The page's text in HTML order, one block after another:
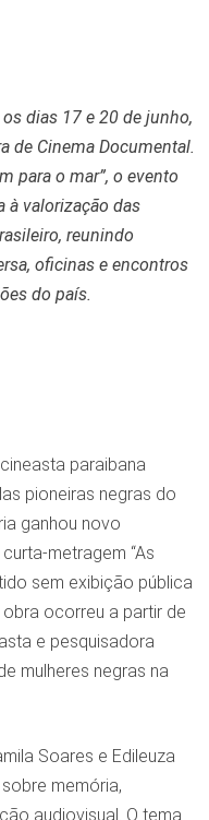
dias 17 e 20 de junho,
de Cinema Documental.
para o mar”, o evento
à valorização das
reunindo
oficinas e encontros
do país.
paraibana
pioneiras negras do
ganhou novo
metragem “As
sem exibição pública
ocorreu a partir de
e pesquisadora
mulheres negras na
Soares e Edileuza
memória,
audiovisual. O tema